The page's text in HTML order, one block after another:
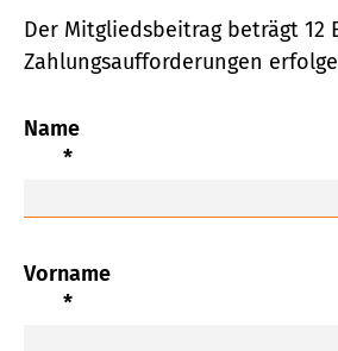
Der Mitgliedsbeitrag beträgt 12
Zahlungsaufforderungen
Name
*
Vorname
*